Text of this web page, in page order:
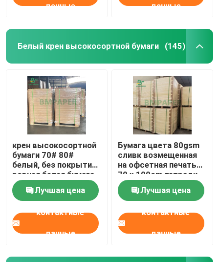
данные данные
Белый крен высокосортной бумаги (145)
крен высокосортной
бумаги 70# 80#
белый, без покрытия
ровная белая бумага
офсетной печати
Лучшая цена
контактные
данные
Бумага цвета 80gsm
сливк возмещенная
на офсетная печать
70 x 100cm тетради
Лучшая цена
контактные
данные